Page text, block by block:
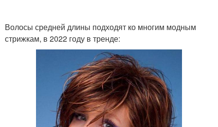
Волосы средней длины подходят ко многим модным
стрижкам, в 2022 году в тренде: